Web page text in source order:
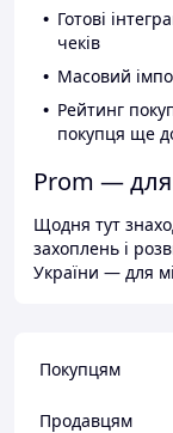
Готові
чеків
Масовий
Рейтинг
покупця ще
Prom — для
Щодня тут
захоплень і
України — для
Покупцям
Продавцям